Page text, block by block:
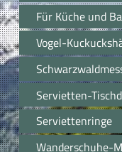
Für Küche und
Vogel-
Servietten-
Serviettenringe
Wanderschuhe-